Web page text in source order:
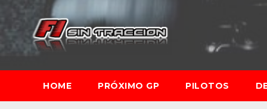
Saltar
contenido
HOME PRÓXIMO GP PILOTOS